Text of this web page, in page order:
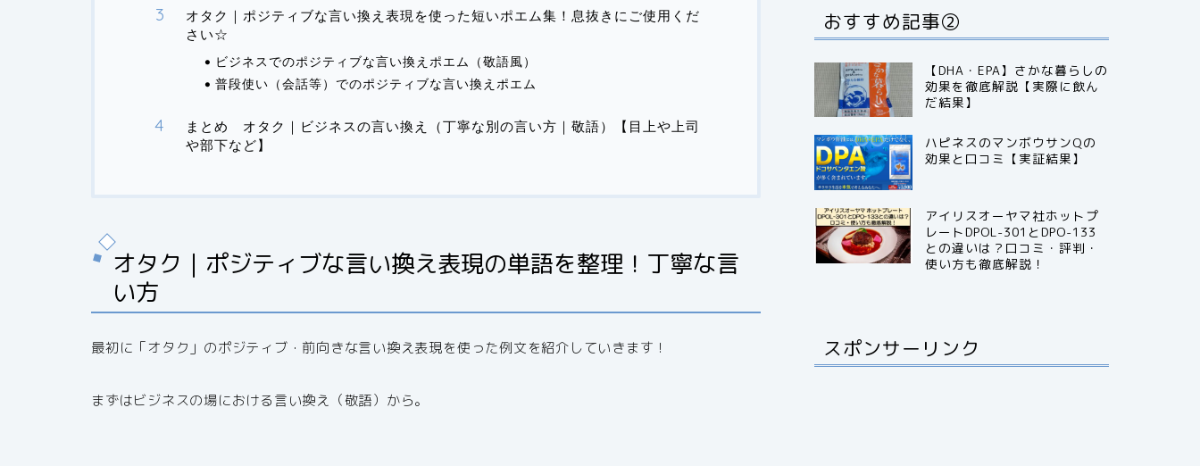
オタク｜ポジティブな言い換え表現を使った短いポエム集！息抜きにご使用くだ
さい☆
ビジネスでのポジティブな言い換えポエム（敬語風）
普段使い（会話等）でのポジティブな言い換えポエム
まとめ オタク｜ビジネスの言い換え（丁寧な別の言い方｜敬語）【目上や上司
や部下など】
オタク｜ポジティブな言い換え表現の単語を整理！丁寧な言
い方
最初に「オタク」のポジティブ・前向きな言い換え表現を使った例文を紹介していきます！
まずはビジネスの場における言い換え（敬語）から。
おすすめ記事②
【DHA・EPA】さかな暮らしの
効果を徹底解説【実際に飲ん
だ結果】
ハピネスのマンボウサンQの
効果と口コミ【実証結果】
アイリスオーヤマ社ホットプ
レートDPOL-301とDPO-133
との違いは？口コミ・評判・
使い方も徹底解説！
スポンサーリンク